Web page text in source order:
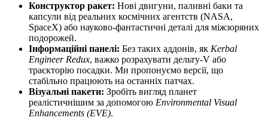
Конструктор ракет: Нові двигуни, паливні баки та
капсули від реальних космічних агентств (NASA,
SpaceX) або науково-фантастичні деталі для міжзоряних
подорожей.
Інформаційні панелі: Без таких аддонів, як Kerbal
Engineer Redux, важко розрахувати дельту-V або
траєкторію посадки. Ми пропонуємо версії, що
стабільно працюють на останніх патчах.
Візуальні пакети: Зробіть вигляд планет
реалістичнішим за допомогою Environmental Visual
Enhancements (EVE).